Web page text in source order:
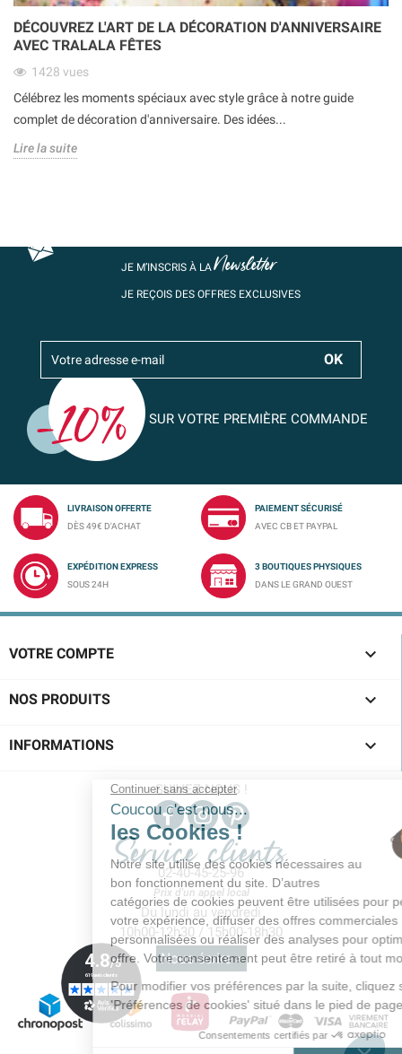
DÉCOUVREZ L'ART DE LA DÉCORATION D'ANNIVERSAIRE
AVEC TRALALA FÊTES
1428 vues
Célébrez les moments spéciaux avec style grâce à notre guide
complet de décoration d'anniversaire. Des idées...
Lire la suite
JE M’INSCRIS À LANewsletter
JE REÇOIS DES OFFRES EXCLUSIVES
SUR VOTRE PREMIÈRE COMMANDE
LIVRAISON OFFERTE
DÈS 49€ D'ACHAT
PAIEMENT SÉCURISÉ
AVEC CB ET PAYPAL
EXPÉDITION EXPRESS
SOUS 24H
3 BOUTIQUES PHYSIQUES
DANS LE GRAND OUEST
VOTRE COMPTE 
NOS PRODUITS 
INFORMATIONS 
SUIVEZ-NOUS !
Service clients
02-40-45-25-96
Prix d'un appel local
Du lundi au vendredi
10h00-12h30 / 15h00-18h30
Nous écrire >